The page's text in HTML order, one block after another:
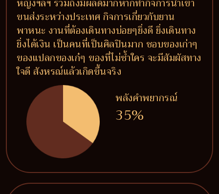
ขนส่งระหว่างประเทศ กิจการเกี่ยวกับยาน
พาหนะ งานที่ต้องเดินทางบ่อยๆยิ่งดี ยิ่งเดินทาง
ยิ่งได้เงิน เป็นคนที่เป็นศิลปินมาก ชอบของเก่าๆ
ของแปลกของเก๋ๆ ของที่ไม่ซ้ำใคร จะมีสัมผัสทาง
ใจดี สังหรณ์แล้วเกิดขึ้นจริง
พลังคำพยากรณ์
35%